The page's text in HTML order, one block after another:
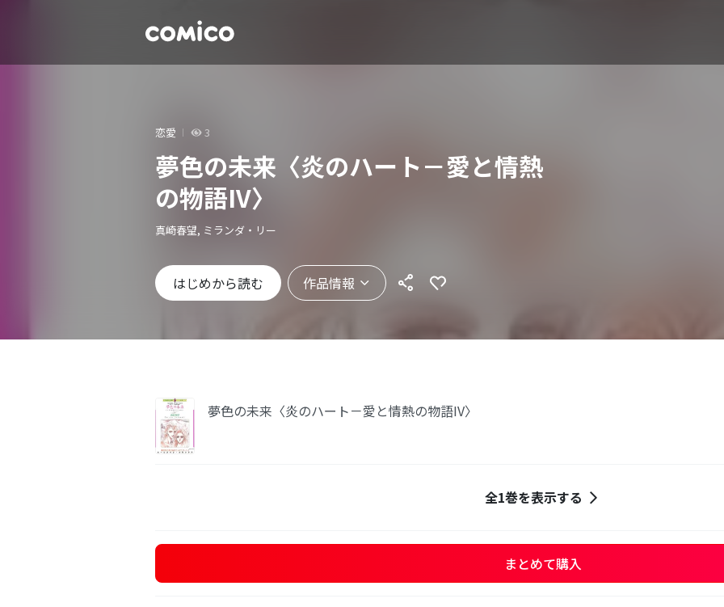
恋愛 3
夢色の未来〈炎のハート－愛と情熱
の物語IV〉
真崎春望, ミランダ・リー
はじめから読む 作品情報
夢色の未来〈炎のハート－愛と情熱の物語IV〉
全1巻を表示する
まとめて購入